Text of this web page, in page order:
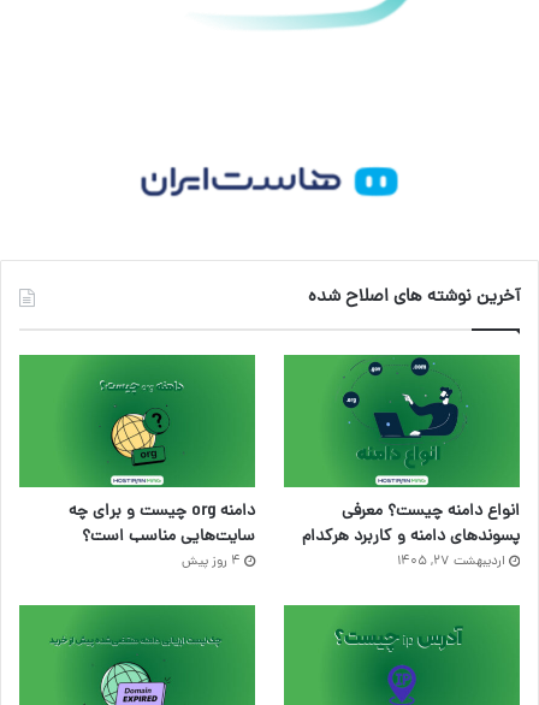
آخرین نوشته های اصلاح شده
انواع دامنه چیست؟ معرفی
پسوندهای دامنه و کاربرد هرکدام
اردیبهشت ۲۷, ۱۴۰۵
دامنه org چیست و برای چه
سایت‌هایی مناسب است؟
4 روز پیش